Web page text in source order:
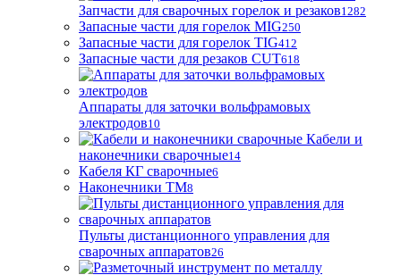
Запчасти для сварочных горелок и резаков1282
Запасные части для горелок MIG250
Запасные части для горелок TIG412
Запасные части для резаков CUT618
Аппараты для заточки вольфрамовых
электродов10
Кабели и
наконечники сварочные14
Кабеля КГ сварочные6
Наконечники ТМ8
Пульты дистанционного управления для
сварочных аппаратов26